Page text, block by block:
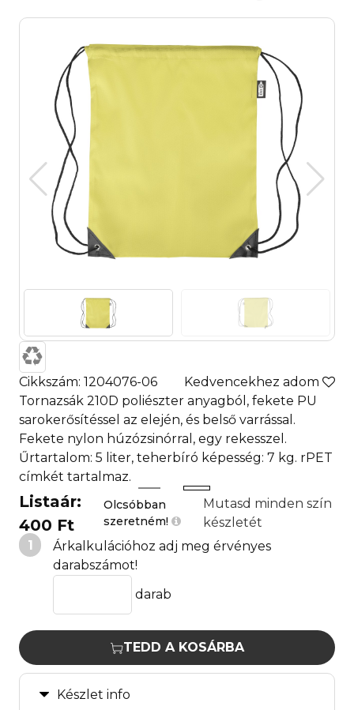
Cikkszám: 1204076-06
Kedvencekhez adom
Tornazsák 210D poliészter anyagból, fekete PU
sarokerősítéssel az elején, és belső varrással.
Fekete nylon húzózsinórral, egy rekesszel.
Űrtartalom: 5 liter, teherbíró képesség: 7 kg. rPET
címkét tartalmaz.
Listaár:
400 Ft
Olcsóbban
szeretném!
Mutasd minden szín
készletét
1
Árkalkulációhoz adj meg érvényes
darabszámot!
darab
TEDD A KOSÁRBA
Készlet info